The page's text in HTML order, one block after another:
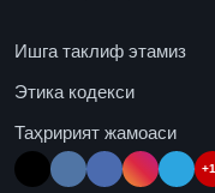
Ишга таклиф этамиз
Этика кодекси
Таҳририят жамоаси